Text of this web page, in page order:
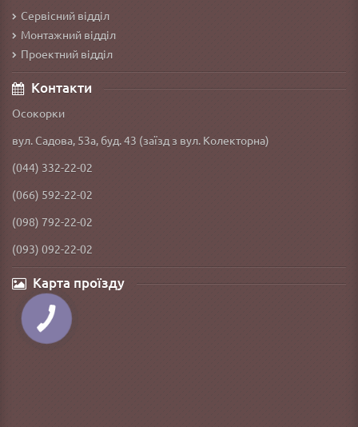
Сервісний відділ
Монтажний відділ
Проектний відділ
Контакти
Осокорки
вул. Садова, 53а, буд. 43 (заїзд з вул. Колекторна)
(044) 332-22-02
(066) 592-22-02
(098) 792-22-02
(093) 092-22-02
Карта проїзду